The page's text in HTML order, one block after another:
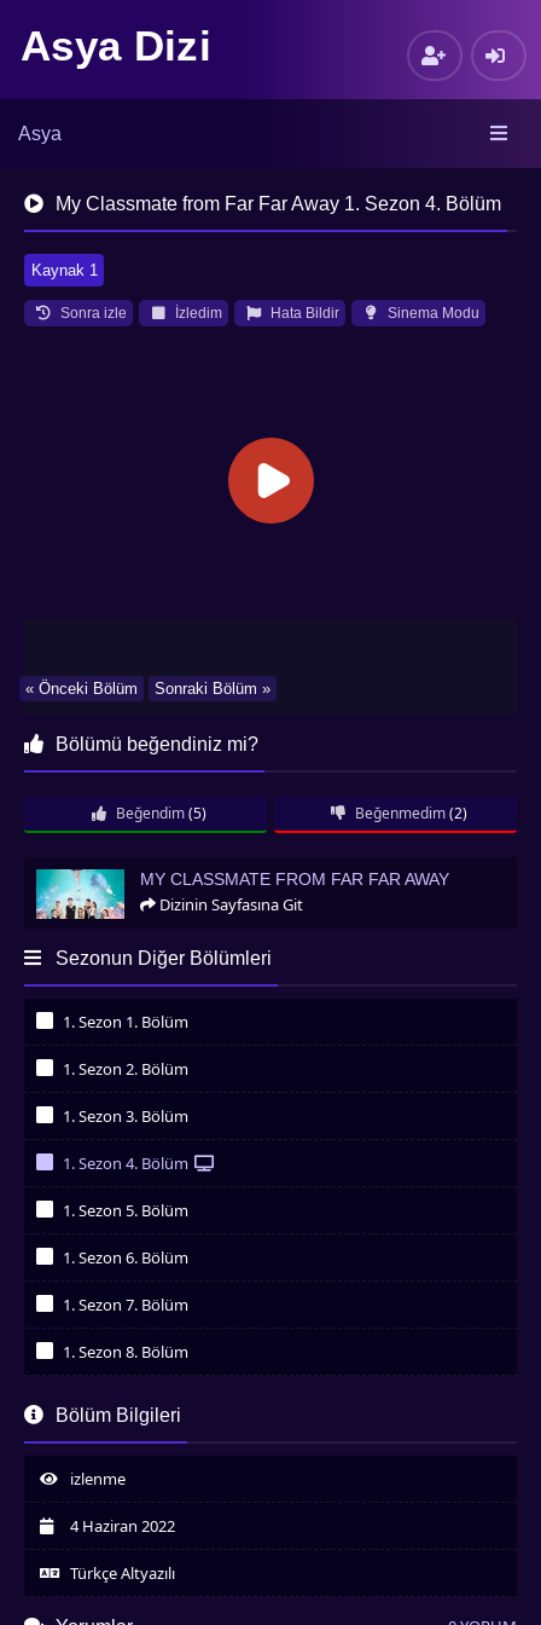
Asya Dizi
Asya
My Classmate from Far Far Away 1. Sezon 4. Bölüm
Kaynak 1
Sonra izle İzledim Hata Bildir Sinema Modu
Sonraki Bölüm »
« Önceki Bölüm
Bölümü beğendiniz mi?
Beğendim (5) Beğenmedim (2)
My Classmate from Far Far Away
MY CLASSMATE FROM FAR FAR AWAY
Dizinin Sayfasına Git
Sezonun Diğer Bölümleri
1. Sezon 1. Bölüm
1. Sezon 2. Bölüm
1. Sezon 3. Bölüm
1. Sezon 4. Bölüm
1. Sezon 5. Bölüm
1. Sezon 6. Bölüm
1. Sezon 7. Bölüm
1. Sezon 8. Bölüm
İzledim
İzledim
1. Sezon 10. Bölüm
İzledim
İzledim
İzledim
1. Sezon 13. Bölüm
Bölüm Bilgileri
izlenme
4 Haziran 2022
Türkçe Altyazılı